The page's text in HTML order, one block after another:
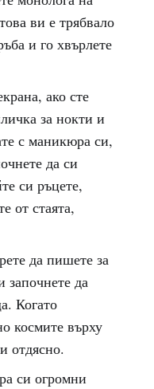
ви е трябвало
и го хвърлете
ако сте
за нокти и
с маникюра си,
да си
си ръцете,
от стаята,
да пишете за
започнете да
Когато
космите върху
отдясно.
си огромни